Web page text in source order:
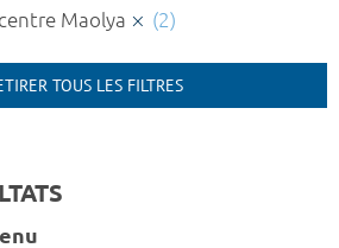
Maolya
(2)
TOUS LES FILTRES